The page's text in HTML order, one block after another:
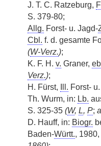
J. T. C. Ratzeburg,
S. 379-80;
Allg. Forst- u. Jagd-
Cbl. f. d. gesamte
(W-Verz.);
K. F. H. v. Graner,
Verz.);
H. Fürst,
Ill. Forst-
Th. Wurm, in: Lb.
S. 325-35 (W, L, P;
D. Hauff, in: Biogr.
Baden-Württ.,